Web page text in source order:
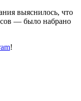
выяснилось, что
— было набрано
!